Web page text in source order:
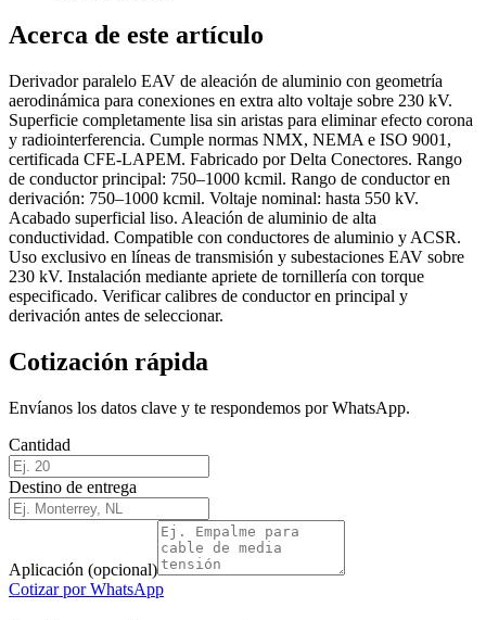
Acerca de este artículo
Derivador paralelo EAV de aleación de aluminio con geometría
aerodinámica para conexiones en extra alto voltaje sobre 230 kV.
Superficie completamente lisa sin aristas para eliminar efecto corona
y radiointerferencia. Cumple normas NMX, NEMA e ISO 9001,
certificada CFE-LAPEM. Fabricado por Delta Conectores. Rango
de conductor principal: 750–1000 kcmil. Rango de conductor en
derivación: 750–1000 kcmil. Voltaje nominal: hasta 550 kV.
Acabado superficial liso. Aleación de aluminio de alta
conductividad. Compatible con conductores de aluminio y ACSR.
Uso exclusivo en líneas de transmisión y subestaciones EAV sobre
230 kV. Instalación mediante apriete de tornillería con torque
especificado. Verificar calibres de conductor en principal y
derivación antes de seleccionar.
Cotización rápida
Envíanos los datos clave y te respondemos por WhatsApp.
Cantidad
Destino de entrega
Aplicación (opcional)
Cotizar por WhatsApp